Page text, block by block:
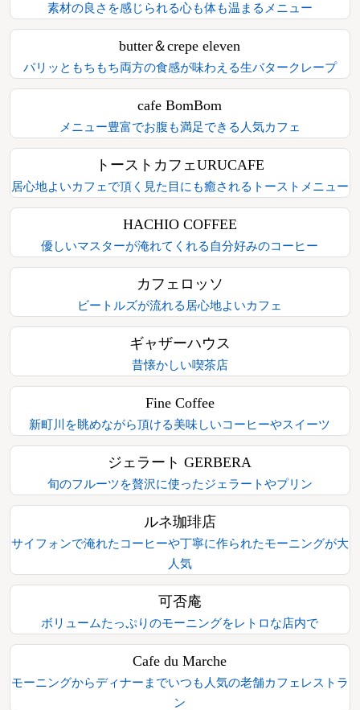
素材の良さを感じられる心も体も温まるメニュー
butter＆crepe eleven
パリッともちもち両方の食感が味わえる生バタークレープ
cafe BomBom
メニュー豊富でお腹も満足できる人気カフェ
トーストカフェURUCAFE
居心地よいカフェで頂く見た目にも癒されるトーストメニュー
HACHIO COFFEE
優しいマスターが淹れてくれる自分好みのコーヒー
カフェロッソ
ビートルズが流れる居心地よいカフェ
ギャザーハウス
昔懐かしい喫茶店
Fine Coffee
新町川を眺めながら頂ける美味しいコーヒーやスイーツ
ジェラート GERBERA
旬のフルーツを贅沢に使ったジェラートやプリン
ルネ珈琲店
サイフォンで淹れたコーヒーや丁寧に作られたモーニングが大
人気
可否庵
ボリュームたっぷりのモーニングをレトロな店内で
Cafe du Marche
モーニングからディナーまでいつも人気の老舗カフェレストラ
ン